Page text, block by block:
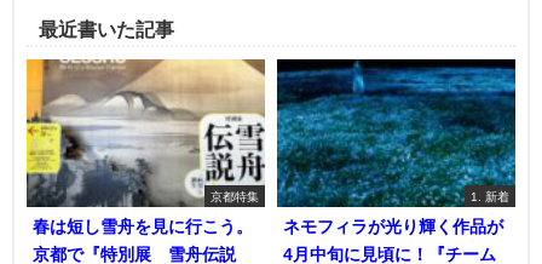
最近書いた記事
京都特集
春は短し雪舟を見に行こう。
京都で『特別展 雪舟伝説
1. 新着
ネモフィラが光り輝く作品が
4月中旬に見頃に！『チーム